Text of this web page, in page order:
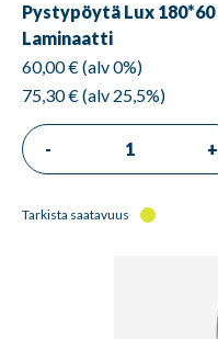
Pystypöytä Lux
Laminaatti
60,00 € (alv 0%)
75,30 € (alv 25,5%)
- +
Tarkista saatavuus